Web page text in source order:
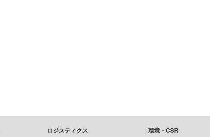
ロジスティクス 環境・CSR